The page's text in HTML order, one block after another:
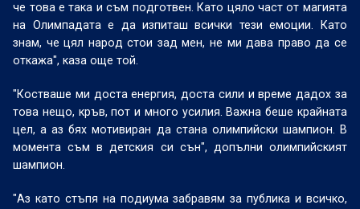
че това е така и съм подготвен. Като цяло част от магията
на Олимпадата е да изпиташ всички тези емоции. Като
знам, че цял народ стои зад мен, не ми дава право да се
откажа", каза още той.
"Костваше ми доста енергия, доста сили и време дадох за
това нещо, кръв, пот и много усилия. Важна беше крайната
цел, а аз бях мотивиран да стана олимпийски шампион. В
момента съм в детския си сън", допълни олимпийският
шампион.
"Аз като стъпя на подиума забравям за публика и всичко,